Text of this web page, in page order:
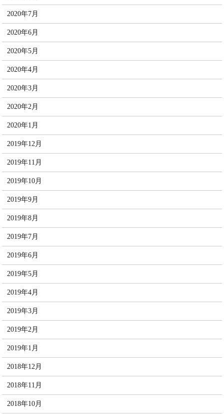
2020年7月
2020年6月
2020年5月
2020年4月
2020年3月
2020年2月
2020年1月
2019年12月
2019年11月
2019年10月
2019年9月
2019年8月
2019年7月
2019年6月
2019年5月
2019年4月
2019年3月
2019年2月
2019年1月
2018年12月
2018年11月
2018年10月